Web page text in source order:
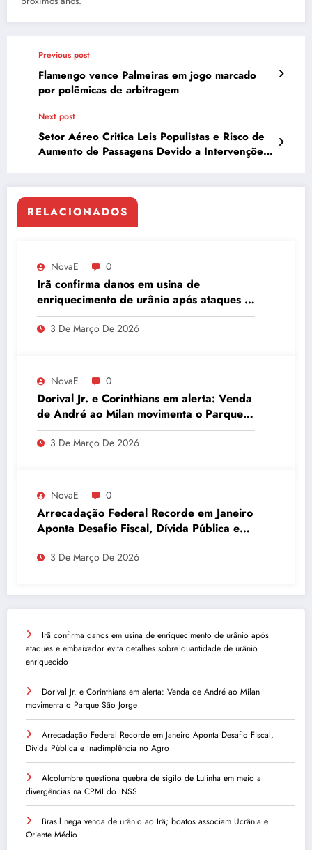
Previous post
Flamengo vence Palmeiras em jogo marcado
por polêmicas de arbitragem
Next post
Setor Aéreo Critica Leis Populistas e Risco de
Aumento de Passagens Devido a Intervenções
RELACIONADOS
NovaE 0
Irã confirma danos em usina de
enriquecimento de urânio após ataques e
embaixador evita detalhes sobre
quantidade de urânio enriquecido
3 De Março De 2026
NovaE 0
Dorival Jr. e Corinthians em alerta: Venda
de André ao Milan movimenta o Parque
São Jorge
3 De Março De 2026
NovaE 0
Arrecadação Federal Recorde em Janeiro
Aponta Desafio Fiscal, Dívida Pública e
Inadimplência no Agro
3 De Março De 2026
Irã confirma danos em usina de enriquecimento de urânio após
ataques e embaixador evita detalhes sobre quantidade de urânio
enriquecido
Dorival Jr. e Corinthians em alerta: Venda de André ao Milan
movimenta o Parque São Jorge
Arrecadação Federal Recorde em Janeiro Aponta Desafio Fiscal,
Dívida Pública e Inadimplência no Agro
Alcolumbre questiona quebra de sigilo de Lulinha em meio a
divergências na CPMI do INSS
Brasil nega venda de urânio ao Irã; boatos associam Ucrânia e
Oriente Médio